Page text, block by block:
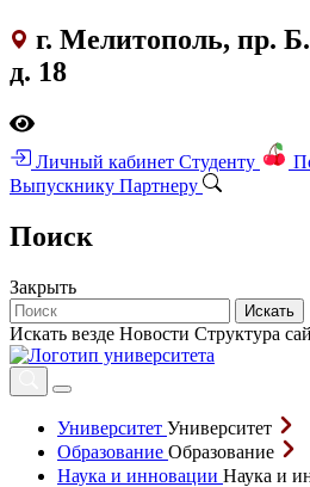
г. Мелитополь, пр.
д. 18
Личный кабинет Студенту
Выпускнику Партнеру
Поиск
Закрыть
Искать
Искать везде Новости Структура
Университет Университет
Образование Образование
Наука и инновации Наука и